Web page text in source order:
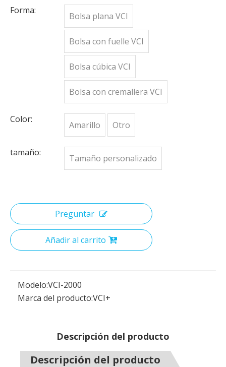
Forma:
Bolsa plana VCI
Bolsa con fuelle VCI
Bolsa cúbica VCI
Bolsa con cremallera VCI
Color:
Amarillo Otro
tamaño:
Tamaño personalizado
Preguntar
Añadir al carrito
Modelo:VCI-2000
Marca del producto:VCI+
Descripción del producto
Descripción del producto